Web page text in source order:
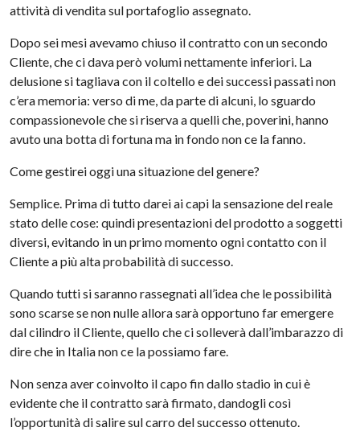
attività di vendita sul portafoglio assegnato.
Dopo sei mesi avevamo chiuso il contratto con un secondo
Cliente, che ci dava però volumi nettamente inferiori. La
delusione si tagliava con il coltello e dei successi passati non
c’era memoria: verso di me, da parte di alcuni, lo sguardo
compassionevole che si riserva a quelli che, poverini, hanno
avuto una botta di fortuna ma in fondo non ce la fanno.
Come gestirei oggi una situazione del genere?
Semplice. Prima di tutto darei ai capi la sensazione del reale
stato delle cose: quindi presentazioni del prodotto a soggetti
diversi, evitando in un primo momento ogni contatto con il
Cliente a più alta probabilità di successo.
Quando tutti si saranno rassegnati all’idea che le possibilità
sono scarse se non nulle allora sarà opportuno far emergere
dal cilindro il Cliente, quello che ci solleverà dall’imbarazzo di
dire che in Italia non ce la possiamo fare.
Non senza aver coinvolto il capo fin dallo stadio in cui è
evidente che il contratto sarà firmato, dandogli così
l’opportunità di salire sul carro del successo ottenuto.